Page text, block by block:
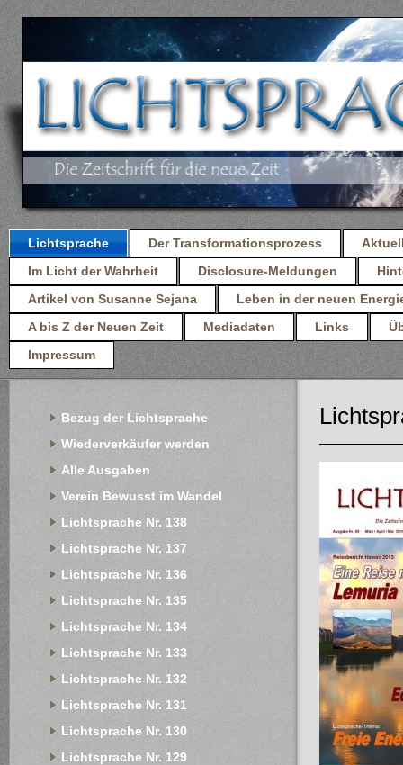
Lichtsprache Der Transformationsprozess
Im Licht der Wahrheit
Disclosure-Meldungen
Artikel von Susanne Sejana
Leben in der neuen
A bis Z der Neuen Zeit
Mediadaten Links
Impressum
Bezug der Lichtsprache
Wiederverkäufer werden
Alle Ausgaben
Verein Bewusst im Wandel
Lichtsprache Nr. 138
Lichtsprache Nr. 137
Lichtsprache Nr. 136
Lichtsprache Nr. 135
Lichtsprache Nr. 134
Lichtsprache Nr. 133
Lichtsprache Nr. 132
Lichtsprache Nr. 131
Lichtsprache Nr. 130
Lichtsprache Nr. 129